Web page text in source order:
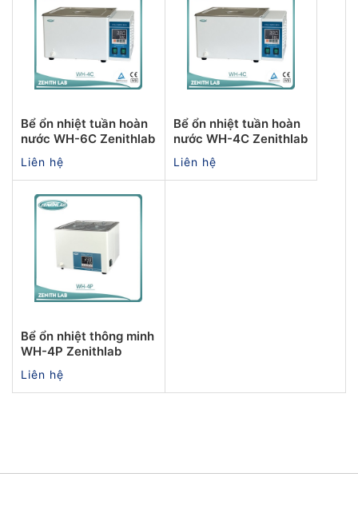
Bể ổn nhiệt tuần hoàn
nước WH-6C Zenithlab
Liên hệ
Bể ổn nhiệt tuần hoàn
nước WH-4C Zenithlab
Liên hệ
Bể ổn nhiệt thông minh
WH-4P Zenithlab
Liên hệ